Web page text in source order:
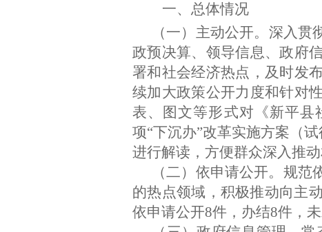
一、总体情况
（一）主动公开。 深入贯
政预决算、领导信息、政府
署和社会经济热点，及时发
续加大政策公开力度和针对
表、图文等形式对《新平县
项“下沉办”改革实施方案（
进行解读，方便群众深入推
（二）依申请公开。 规范
的热点领域，积极推动向主
依申请公开8件，办结8件，